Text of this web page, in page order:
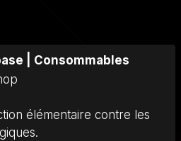
Consommables
élémentaire contre les